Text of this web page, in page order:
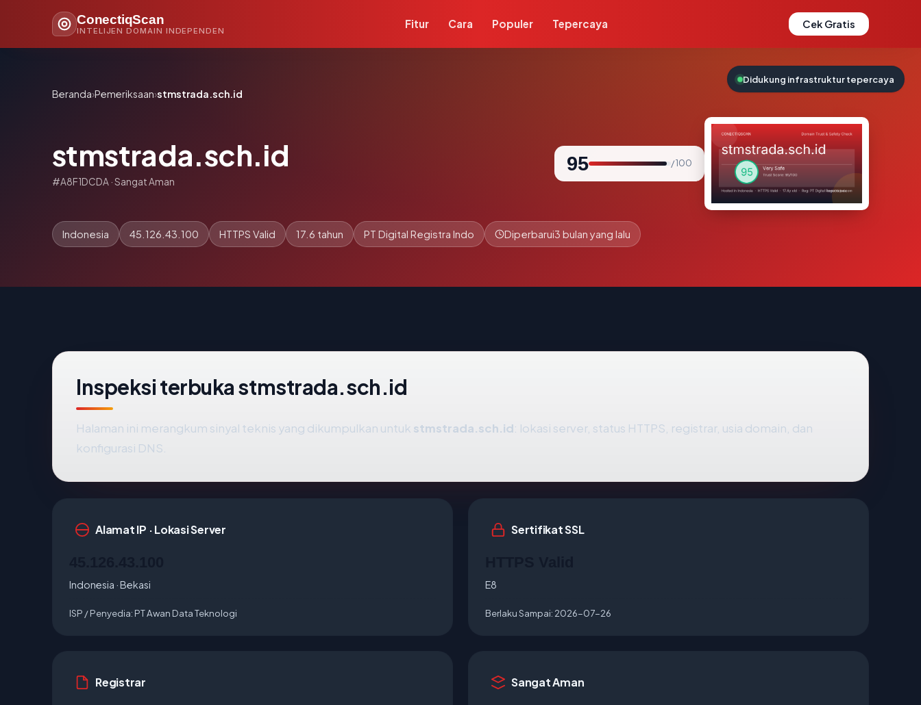
ConectiqScan
INTELIJEN DOMAIN INDEPENDEN
Fitur Cara Populer Tepercaya Cek Gratis
Beranda›Pemeriksaan›stmstrada.sch.id
stmstrada.sch.id
#A8F1DCDA · Sangat Aman
95 / 100
Indonesia 45.126.43.100 HTTPS Valid 17.6 tahun PT Digital Registra Indo Diperbarui3 bulan yang lalu
Inspeksi terbuka stmstrada.sch.id
Halaman ini merangkum sinyal teknis yang dikumpulkan untuk stmstrada.sch.id: lokasi server, status HTTPS, registrar, usia domain, dan
konfigurasi DNS.
Alamat IP · Lokasi Server
Indonesia · Bekasi
ISP / Penyedia: PT Awan Data Teknologi
Sertifikat SSL
E8
Berlaku Sampai: 2026-07-26
Registrar Sangat Aman
Didukung infrastruktur tepercaya